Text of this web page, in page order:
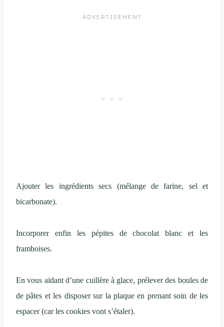
Ajouter les ingrédients secs (mélange de farine, sel et
bicarbonate).
Incorporer enfin les pépites de chocolat blanc et les
framboises.
En vous aidant d’une cuillère à glace, prélever des boules de
de pâtes et les disposer sur la plaque en prenant soin de les
espacer (car les cookies vont s’étaler).